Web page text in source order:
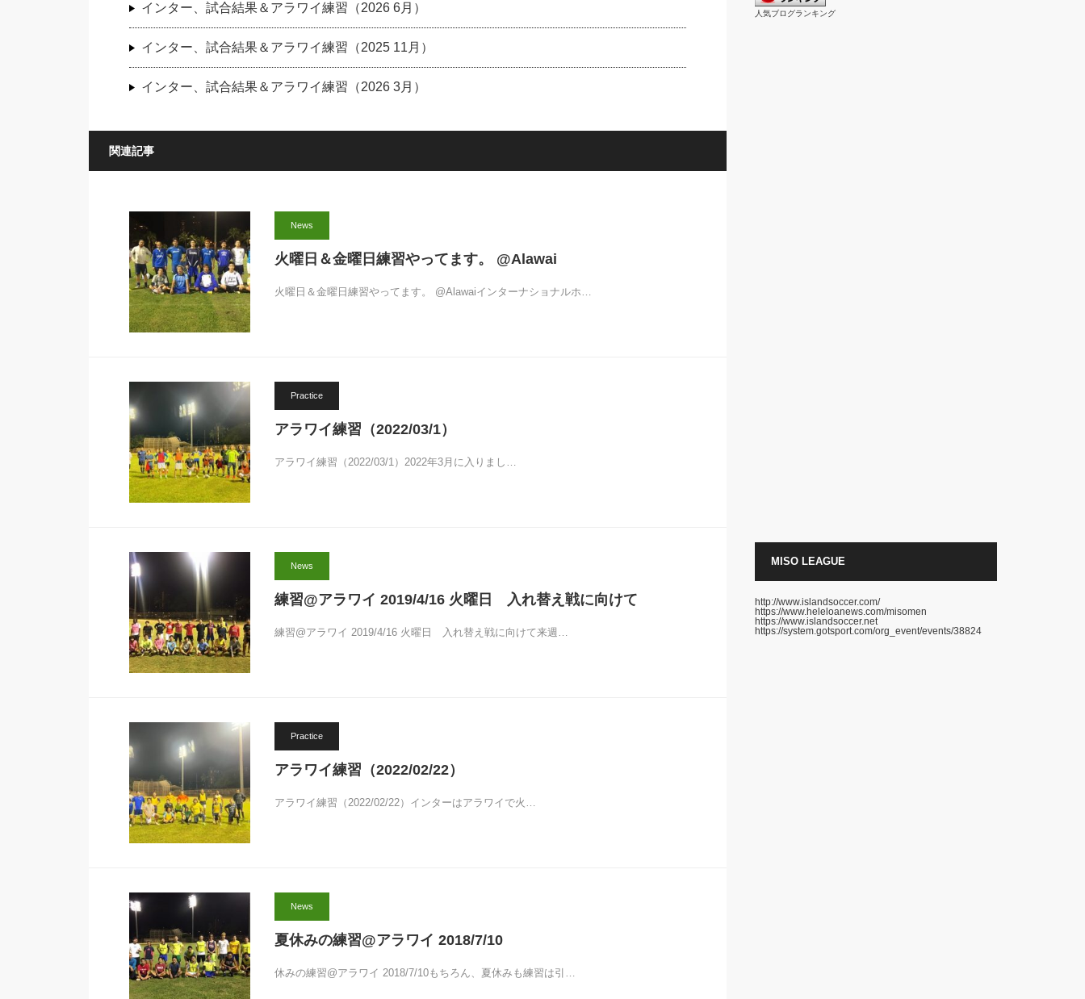
インター、試合結果＆アラワイ練習（2026 6月）
インター、試合結果＆アラワイ練習（2025 11月）
インター、試合結果＆アラワイ練習（2026 3月）
関連記事
News
火曜日＆金曜日練習やってます。 @Alawai
火曜日＆金曜日練習やってます。 @Alawaiインターナショナルホ…
Practice
アラワイ練習（2022/03/1）
アラワイ練習（2022/03/1）2022年3月に入りまし…
News
練習@アラワイ 2019/4/16 火曜日 入れ替え戦に向けて
練習@アラワイ 2019/4/16 火曜日 入れ替え戦に向けて来週…
Practice
アラワイ練習（2022/02/22）
アラワイ練習（2022/02/22）インターはアラワイで火…
News
夏休みの練習@アラワイ 2018/7/10
休みの練習@アラワイ 2018/7/10もちろん、夏休みも練習は引…
人気ブログランキング
MISO LEAGUE
http://www.islandsoccer.com/
https://www.heleloanews.com/misomen
https://www.islandsoccer.net
https://system.gotsport.com/org_event/events/38824